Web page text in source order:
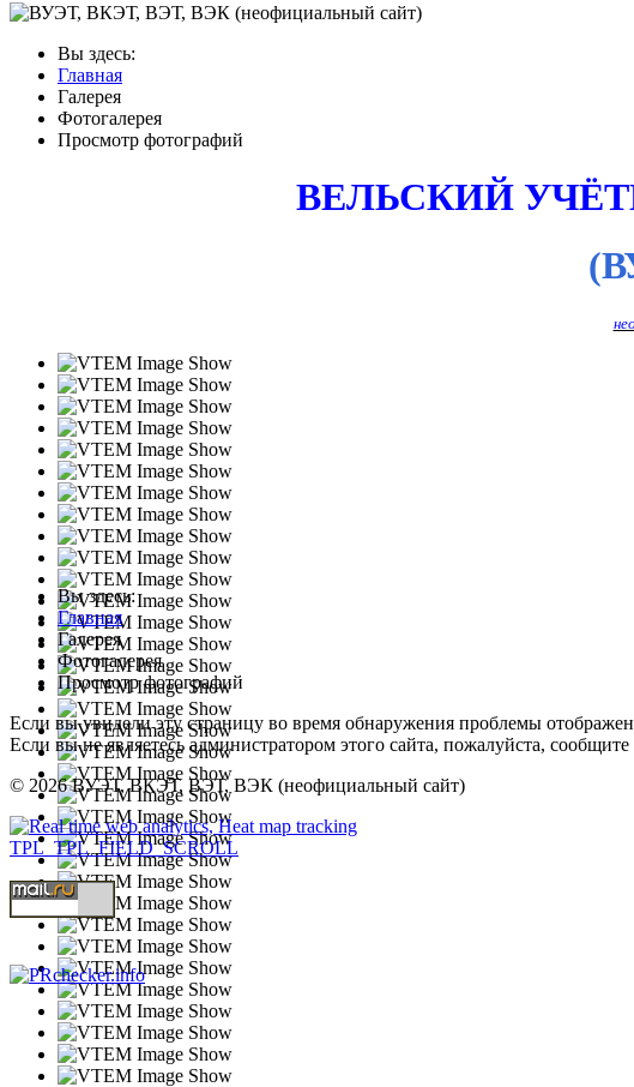
Вы здесь:
Главная
Галерея
Фотогалерея
Просмотр фотографий
ВЕЛЬСКИЙ
Вы здесь:
Главная
Галерея
Фотогалерея
Просмотр фотографий
Если вы увидели эту страницу во время обнаружения проблемы
Если вы не являетесь администратором этого сайта, пожалуйста,
© 2026 ВУЭТ, ВКЭТ, ВЭТ, ВЭК (неофициальный сайт)
TPL_TPL_FIELD_SCROLL